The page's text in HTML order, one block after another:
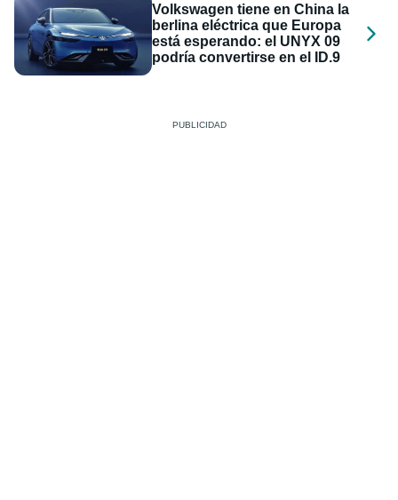
Volkswagen tiene en China la
berlina eléctrica que Europa
está esperando: el UNYX 09
podría convertirse en el ID.9